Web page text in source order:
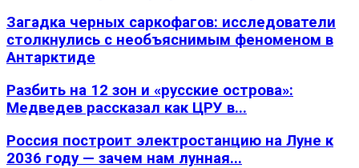
Загадка черных саркофагов: исследователи
столкнулись с необъяснимым феноменом в
Антарктиде
Разбить на 12 зон и «русские острова»:
Медведев рассказал как ЦРУ в...
Россия построит электростанцию на Луне к
2036 году — зачем нам лунная...